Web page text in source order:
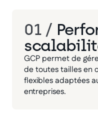
01 /
GCP permet de
de toutes tailles en
flexibles adaptées
entreprises.